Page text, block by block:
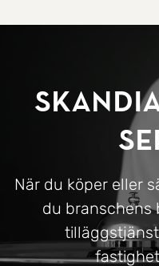
När du köper eller
du branschens